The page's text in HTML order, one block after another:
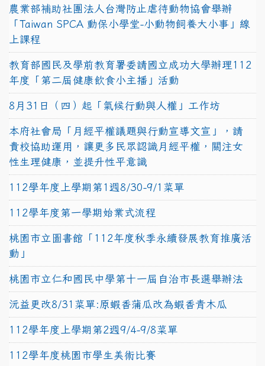
農業部補助社團法人台灣防止虐待動物協會舉辦
「Taiwan SPCA 動保小學堂-小動物飼養大小事」線
上課程
教育部國民及學前教育署委請國立成功大學辦理112
年度「第二屆健康飲食小主播」活動
8月31日（四）起「氣候行動與人權」工作坊
本府社會局「月經平權議題與行動宣導文宣」，請
貴校協助運用，讓更多民眾認識月經平權，關注女
性生理健康，並提升性平意識
112學年度上學期第1週8/30-9/1菜單
112學年度第一學期始業式流程
桃園市立圖書館「112年度秋季永續發展教育推廣活
動」
桃園市立仁和國民中學第十一屆自治市長選舉辦法
沅益更改8/31菜單:原蝦香蒲瓜改為蝦香青木瓜
112學年度上學期第2週9/4-9/8菜單
112學年度桃園市學生美術比賽